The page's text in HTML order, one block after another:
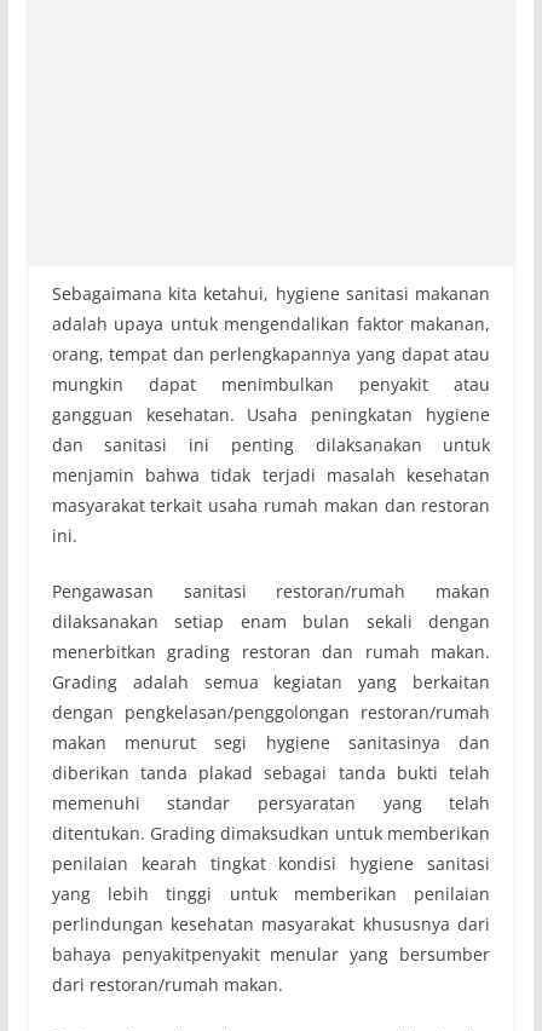
Sebagaimana kita ketahui, hygiene sanitasi makanan
adalah upaya untuk mengendalikan faktor makanan,
orang, tempat dan perlengkapannya yang dapat atau
mungkin dapat menimbulkan penyakit atau
gangguan kesehatan. Usaha peningkatan hygiene
dan sanitasi ini penting dilaksanakan untuk
menjamin bahwa tidak terjadi masalah kesehatan
masyarakat terkait usaha rumah makan dan restoran
ini.
Pengawasan sanitasi restoran/rumah makan
dilaksanakan setiap enam bulan sekali dengan
menerbitkan grading restoran dan rumah makan.
Grading adalah semua kegiatan yang berkaitan
dengan pengkelasan/penggolongan restoran/rumah
makan menurut segi hygiene sanitasinya dan
diberikan tanda plakad sebagai tanda bukti telah
memenuhi standar persyaratan yang telah
ditentukan. Grading dimaksudkan untuk memberikan
penilaian kearah tingkat kondisi hygiene sanitasi
yang lebih tinggi untuk memberikan penilaian
perlindungan kesehatan masyarakat khususnya dari
bahaya penyakit­penyakit menular yang bersumber
dari restoran/rumah makan.